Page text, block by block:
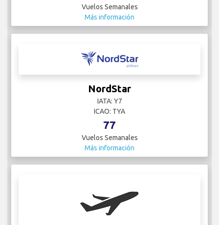
Vuelos Semanales
Más información
NordStar
IATA: Y7
ICAO: TYA
77
Vuelos Semanales
Más información